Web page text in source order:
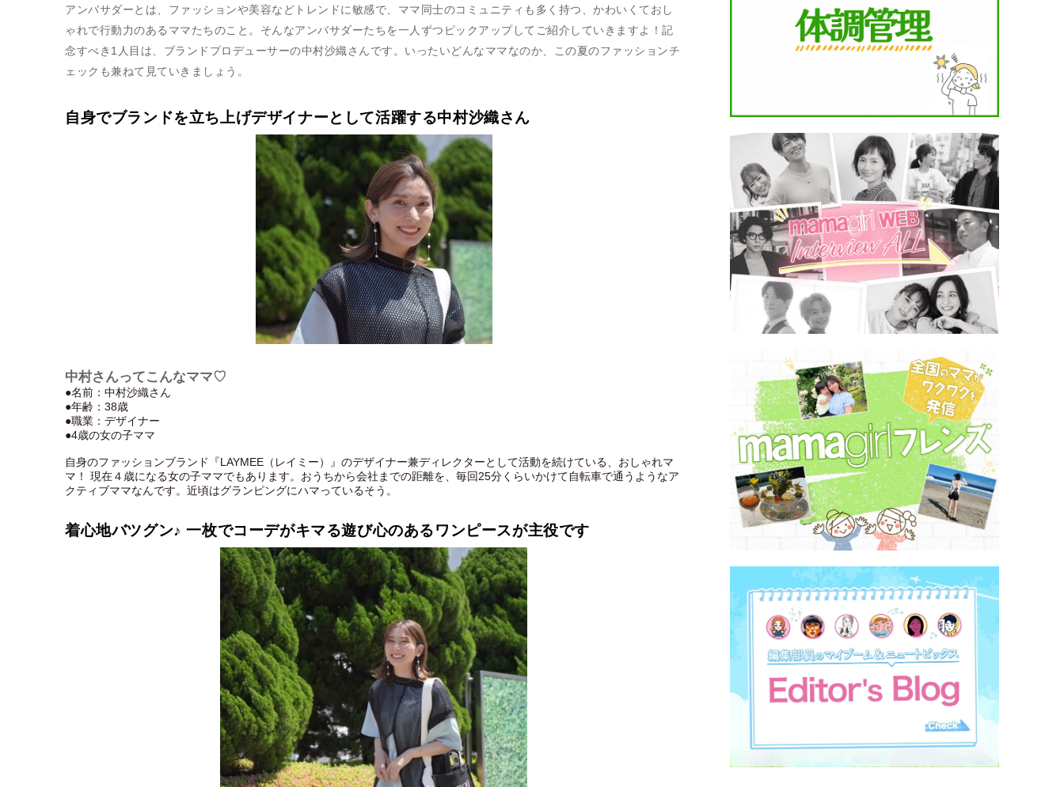
アンバサダーとは、ファッションや美容などトレンドに敏感で、ママ同士のコミュニティも多く持つ、かわいくておし
ゃれで行動力のあるママたちのこと。そんなアンバサダーたちを一人ずつピックアップしてご紹介していきますよ！記
念すべき1人目は、ブランドプロデューサーの中村沙織さんです。いったいどんなママなのか、この夏のファッションチ
ェックも兼ねて見ていきましょう。
自身でブランドを立ち上げデザイナーとして活躍する中村沙織さん
中村さんってこんなママ♡
●名前：中村沙織さん
●年齢：38歳
●職業：デザイナー
●4歳の女の子ママ
自身のファッションブランド『LAYMEE（レイミー）』のデザイナー兼ディレクターとして活動を続けている、おしゃれマ
マ！ 現在４歳になる女の子ママでもあります。おうちから会社までの距離を、毎回25分くらいかけて自転車で通うようなア
クティブママなんです。​​​​​​近頃はグランピングにハマっているそう。
着心地バツグン♪ 一枚でコーデがキマる遊び心のあるワンピースが主役です